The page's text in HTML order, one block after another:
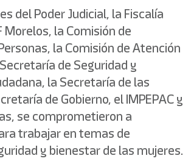
del Poder Judicial, la Fiscalía
Morelos, la Comisión de
la Comisión de Atención
de Seguridad y
la Secretaría de las
de Gobierno, el IMPEPAC y
se comprometieron a
trabajar en temas de
y bienestar de las mujeres.